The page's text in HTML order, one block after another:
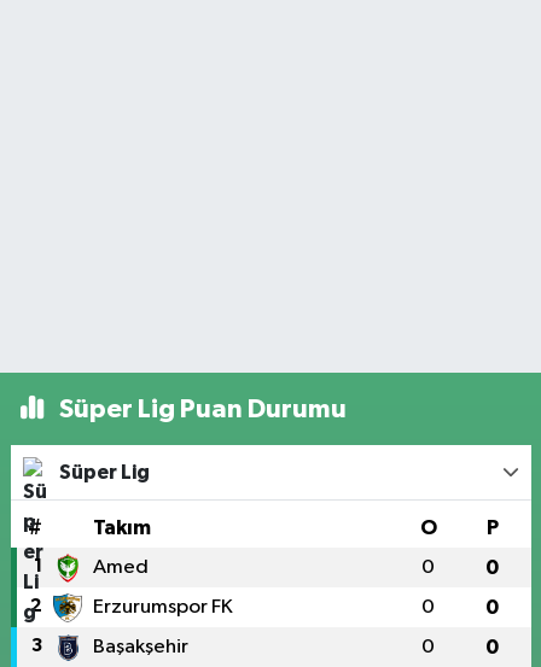
Süper Lig Puan Durumu
Süper Lig
# Takım O P
1 Amed 0 0
2 Erzurumspor FK 0 0
3 Başakşehir 0 0